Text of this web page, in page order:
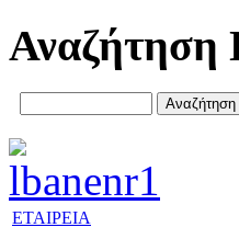
Αναζήτηση
ΕΤΑΙΡΕΙΑ